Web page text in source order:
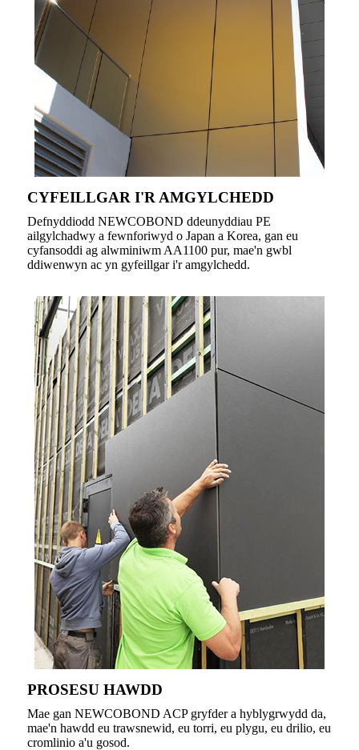
CYFEILLGAR I'R AMGYLCHEDD
Defnyddiodd NEWCOBOND ddeunyddiau PE
ailgylchadwy a fewnforiwyd o Japan a Korea, gan eu
cyfansoddi ag alwminiwm AA1100 pur, mae'n gwbl
ddiwenwyn ac yn gyfeillgar i'r amgylchedd.
PROSESU HAWDD
Mae gan NEWCOBOND ACP gryfder a hyblygrwydd da,
mae'n hawdd eu trawsnewid, eu torri, eu plygu, eu drilio, eu
cromlinio a'u gosod.